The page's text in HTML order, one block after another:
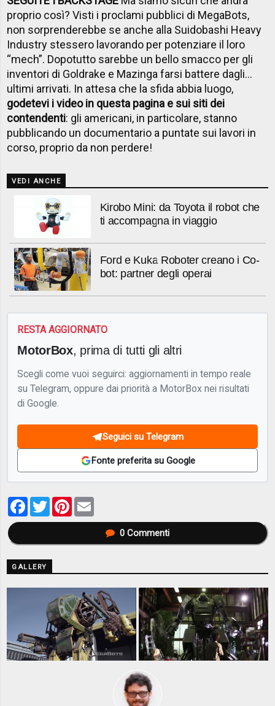
proprio così? Visti i proclami pubblici di MegaBots,
non sorprenderebbe se anche alla Suidobashi Heavy
Industry stessero lavorando per potenziare il loro
“mech”. Dopotutto sarebbe un bello smacco per gli
inventori di Goldrake e Mazinga farsi battere dagli...
ultimi arrivati. In attesa che la sfida abbia luogo,
godetevi i video in questa pagina e sui siti dei
contendenti: gli americani, in particolare, stanno
pubblicando un documentario a puntate sui lavori in
corso, proprio da non perdere!
VEDI ANCHE
Kirobo Mini: da Toyota il robot che
ti accompagna in viaggio
Ford e Kuka Roboter creano i Co-
bot: partner degli operai
RESTA AGGIORNATO
MotorBox, prima di tutti gli altri
Scegli come vuoi seguirci: aggiornamenti in tempo reale
su Telegram, oppure dai priorità a MotorBox nei risultati
di Google.
Seguici su Telegram
Fonte preferita su Google
Facebook
TwitterPinterest
0Commenti
GALLERY